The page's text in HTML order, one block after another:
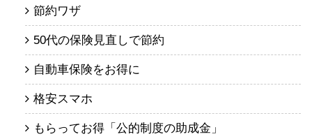
節約ワザ
50代の保険見直しで節約
自動車保険をお得に
格安スマホ
もらってお得「公的制度の助成金」